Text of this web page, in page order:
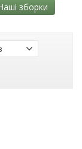
зборки